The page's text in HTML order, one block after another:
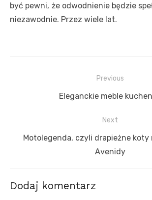
być pewni, że odwodnienie będzie
niezawodnie. Przez wiele lat.
Previous
Previous
Eleganckie meble
Next
Next
Motolegenda, czyli drapieżne koty
Avenidy
Dodaj komentarz